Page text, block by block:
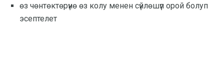
өз чөнтөктөрүнө өз колу менен сүйлөшүп орой болуп
эсептелет